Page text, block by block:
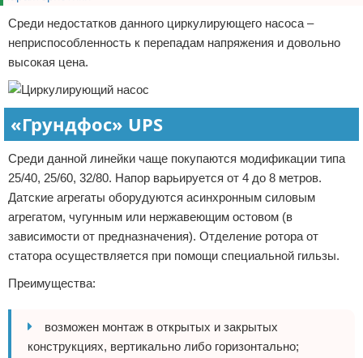
Среди недостатков данного циркулирующего насоса –
неприспособленность к перепадам напряжения и довольно
высокая цена.
«Грундфос» UPS
Среди данной линейки чаще покупаются модификации типа
25/40, 25/60, 32/80. Напор варьируется от 4 до 8 метров.
Датские агрегаты оборудуются асинхронным силовым
агрегатом, чугунным или нержавеющим остовом (в
зависимости от предназначения). Отделение ротора от
статора осуществляется при помощи специальной гильзы.
Преимущества:
возможен монтаж в открытых и закрытых
конструкциях, вертикально либо горизонтально;